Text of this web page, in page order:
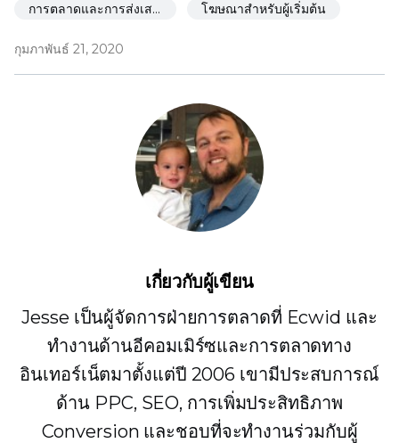
การตลาดและการส่งเสริมการขาย โฆษณาสำหรับผู้เริ่มต้น
กุมภาพันธ์ 21, 2020
เกี่ยวกับผู้เขียน
Jesse เป็นผู้จัดการฝ่ายการตลาดที่ Ecwid และ
ทำงานด้านอีคอมเมิร์ซและการตลาดทาง
อินเทอร์เน็ตมาตั้งแต่ปี 2006 เขามีประสบการณ์
ด้าน PPC, SEO, การเพิ่มประสิทธิภาพ
Conversion และชอบที่จะทำงานร่วมกับผู้